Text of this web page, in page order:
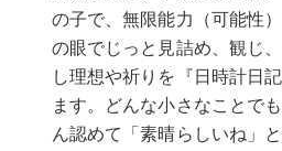
の子で、無限能力（可能性
の眼でじっと見詰め、観じ
し理想や祈りを『日時計日
ます。どんな小さなことで
ん認めて「素晴らしいね」